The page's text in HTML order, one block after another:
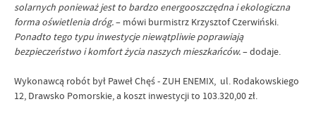
solarnych ponieważ jest to bardzo energooszczędna i ekologiczna
forma oświetlenia dróg.– mówi burmistrz Krzysztof Czerwiński.
Ponadto tego typu inwestycje niewątpliwie poprawiają
bezpieczeństwo i komfort życia naszych mieszkańców.– dodaje.
Wykonawcą robót był Paweł Chęś - ZUH ENEMIX, ul. Rodakowskiego
12, Drawsko Pomorskie, a koszt inwestycji to 103.320,00 zł.